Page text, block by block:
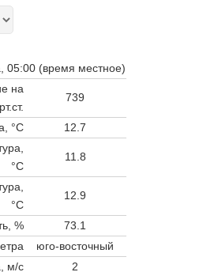
05:00 (время местное)
на
739
°C
12.7
°C
11.8
°C
12.9
%
73.1
юго-восточный
м/с
2